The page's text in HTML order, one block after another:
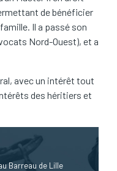
de bénéficier
Il a passé son
Nord-Ouest), et a
avec un intérêt tout
des héritiers et
Barreau de Lille